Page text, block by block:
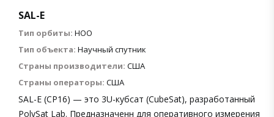
SAL-E
Тип орбиты: НОО
Тип объекта: Научный спутник
Страны производители: США
Страны операторы: США
SAL-E (CP16) — это 3U-кубсат (CubeSat), разработанный
PolySat Lab. Предназначенн для оперативного измерения